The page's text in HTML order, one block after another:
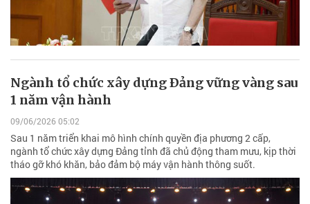
Ngành tổ chức xây dựng Ðảng vững vàng sau
1 năm vận hành
09/06/2026 05:02
Sau 1 năm triển khai mô hình chính quyền địa phương 2 cấp,
ngành tổ chức xây dựng Đảng tỉnh đã chủ động tham mưu, kịp thời
tháo gỡ khó khăn, bảo đảm bộ máy vận hành thông suốt.